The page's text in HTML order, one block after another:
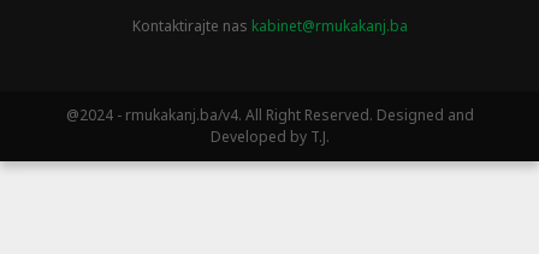
Kontaktirajte nas kabinet@rmukakanj.ba
@2024 - rmukakanj.ba/v4. All Right Reserved. Designed and
Developed by T.J.